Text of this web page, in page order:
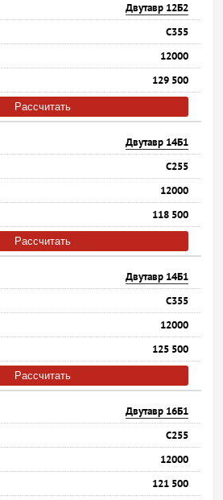
Двутавр 12Б2
С355
12000
129 500
Рассчитать
Двутавр 14Б1
С255
12000
118 500
Рассчитать
Двутавр 14Б1
С355
12000
125 500
Рассчитать
Двутавр 16Б1
С255
12000
121 500